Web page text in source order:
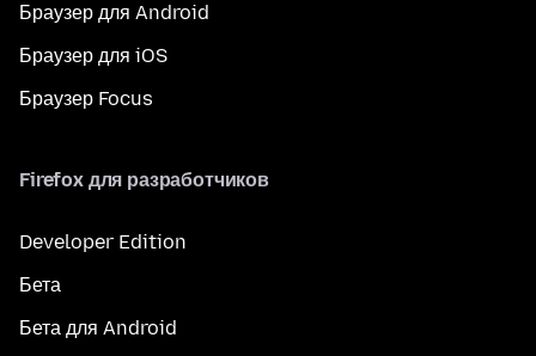
Браузер для Android
Браузер для iOS
Браузер Focus
Firefox для разработчиков
Developer Edition
Бета
Бета для Android